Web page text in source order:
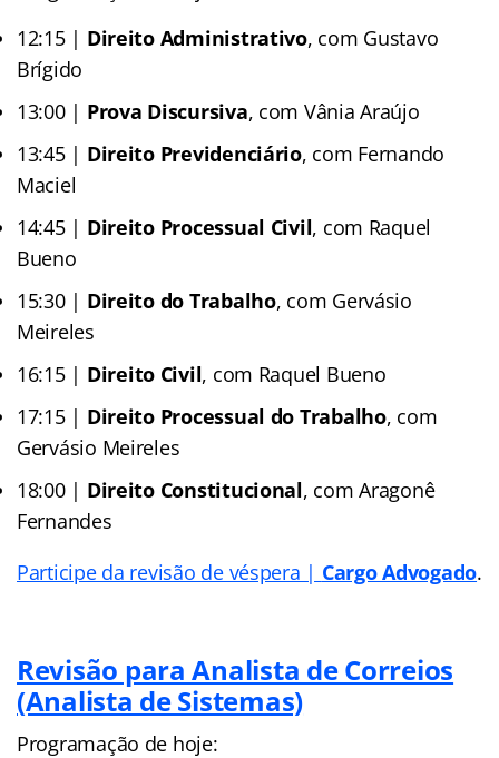
12:15 | Direito Administrativo, com Gustavo
Brígido
13:00 | Prova Discursiva, com Vânia Araújo
13:45 | Direito Previdenciário, com Fernando
Maciel
14:45 | Direito Processual Civil, com Raquel
Bueno
15:30 | Direito do Trabalho, com Gervásio
Meireles
16:15 | Direito Civil, com Raquel Bueno
17:15 | Direito Processual do Trabalho, com
Gervásio Meireles
18:00 | Direito Constitucional, com Aragonê
Fernandes
Participe da revisão de véspera | Cargo Advogado.
Revisão para Analista de Correios
(Analista de Sistemas)
Programação de hoje: